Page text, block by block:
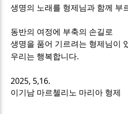
생명의 노래를 형제님과 함께 부
동반의 여정에 부축의 손길로
생명을 품어 기르려는 형제님이
우리는 행복합니다.
2025, 5,16.
이기남 마르첼리노 마리아 형제